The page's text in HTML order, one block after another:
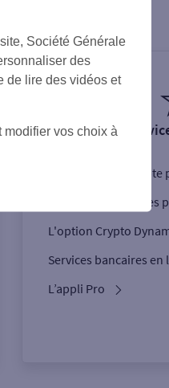
Ouverture de
Nos cartes
L'option Crypto
Services bancaires en
L’appli Pro
Société Générale
des
de lire des vidéos et
modifier vos choix à